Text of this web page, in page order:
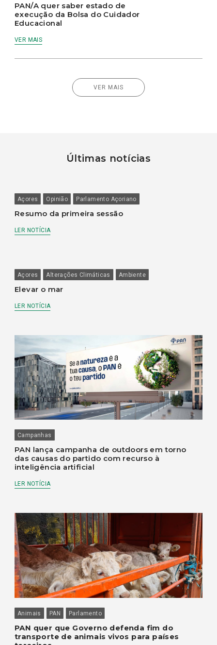
PAN/A quer saber estado de
execução da Bolsa do Cuidador
Educacional
VER MAIS
VER MAIS
Últimas notícias
Açores Opinião Parlamento Açoriano
Resumo da primeira sessão
LER NOTÍCIA
Açores Alterações Climáticas Ambiente
Elevar o mar
LER NOTÍCIA
Campanhas
PAN lança campanha de outdoors em torno
das causas do partido com recurso à
inteligência artificial
LER NOTÍCIA
Animais PAN Parlamento
PAN quer que Governo defenda fim do
transporte de animais vivos para países